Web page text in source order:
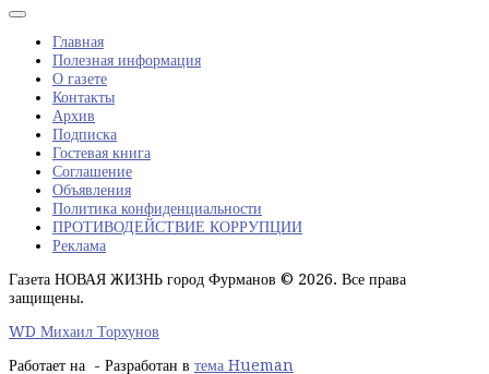
Главная
Полезная информация
О газете
Контакты
Архив
Подписка
Гостевая книга
Соглашение
Объявления
Политика конфиденциальности
ПРОТИВОДЕЙСТВИЕ КОРРУПЦИИ
Реклама
Газета НОВАЯ ЖИЗНЬ город Фурманов © 2026. Все права
защищены.
WD Михаил Торхунов
Работает на - Разработан в тема Hueman